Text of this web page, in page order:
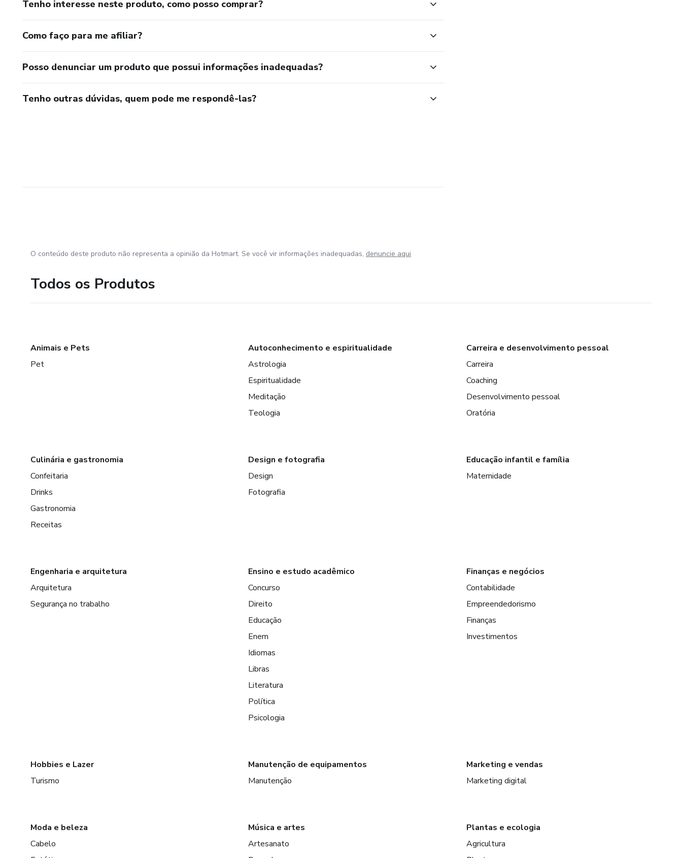
Tenho interesse neste produto, como posso comprar?
Como faço para me afiliar?
Posso denunciar um produto que possui informações inadequadas?
Tenho outras dúvidas, quem pode me respondê-las?
O conteúdo deste produto não representa a opinião da Hotmart. Se você vir informações inadequadas, denuncie aqui
Todos os Produtos
Animais e Pets
Pet
Autoconhecimento e espiritualidade
Astrologia
Espiritualidade
Meditação
Teologia
Carreira e desenvolvimento pessoal
Carreira
Coaching
Desenvolvimento pessoal
Oratória
Culinária e gastronomia
Confeitaria
Drinks
Gastronomia
Receitas
Design e fotografia
Design
Fotografia
Educação infantil e família
Maternidade
Engenharia e arquitetura
Arquitetura
Segurança no trabalho
Ensino e estudo acadêmico
Concurso
Direito
Educação
Enem
Idiomas
Libras
Literatura
Política
Psicologia
Finanças e negócios
Contabilidade
Empreendedorismo
Finanças
Investimentos
Hobbies e Lazer
Turismo
Manutenção de equipamentos
Manutenção
Marketing e vendas
Marketing digital
Moda e beleza
Cabelo
Música e artes
Artesanato
Plantas e ecologia
Agricultura